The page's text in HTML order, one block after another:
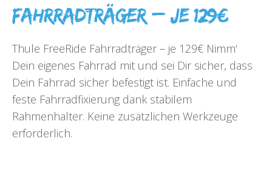
Fahrradträger – je 129€
Thule FreeRide Fahrradträger – je 129€ Nimm‘
Dein eigenes Fahrrad mit und sei Dir sicher, dass
Dein Fahrrad sicher befestigt ist. Einfache und
feste Fahrradfixierung dank stabilem
Rahmenhalter. Keine zusätzlichen Werkzeuge
erforderlich.